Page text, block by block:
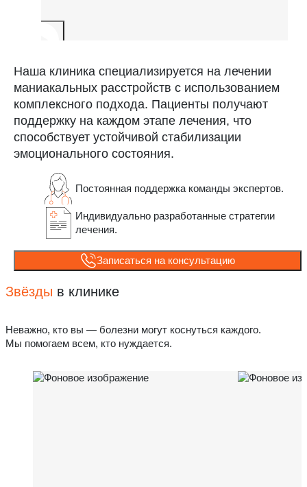
Наша клиника специализируется на лечении
маниакальных расстройств с использованием
комплексного подхода. Пациенты получают
поддержку на каждом этапе лечения, что
способствует устойчивой стабилизации
эмоционального состояния.
Постоянная поддержка команды экспертов.
Индивидуально разработанные стратегии
лечения.
Записаться на консультацию
Звёзды в клинике
Неважно, кто вы — болезни могут коснуться каждого.
Мы помогаем всем, кто нуждается.